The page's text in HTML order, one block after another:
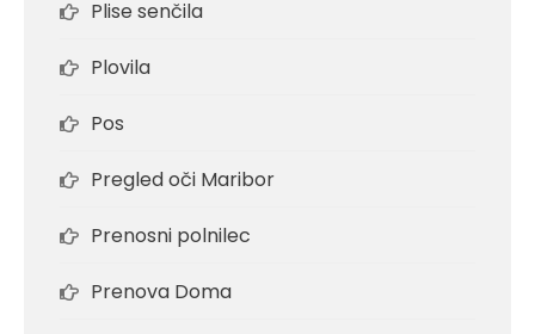
Plise senčila
Plovila
Pos
Pregled oči Maribor
Prenosni polnilec
Prenova Doma